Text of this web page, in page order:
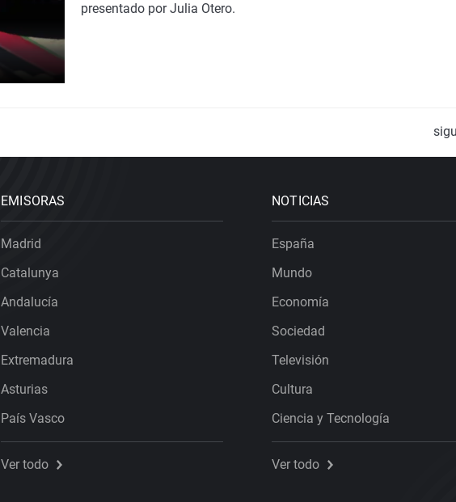
presentado por Julia Otero.
EMISORAS
Madrid
Catalunya
Andalucía
Valencia
Extremadura
Asturias
País Vasco
Ver todo
NOTICIAS
España
Mundo
Economía
Sociedad
Televisión
Cultura
Ciencia y Tecnología
Ver todo